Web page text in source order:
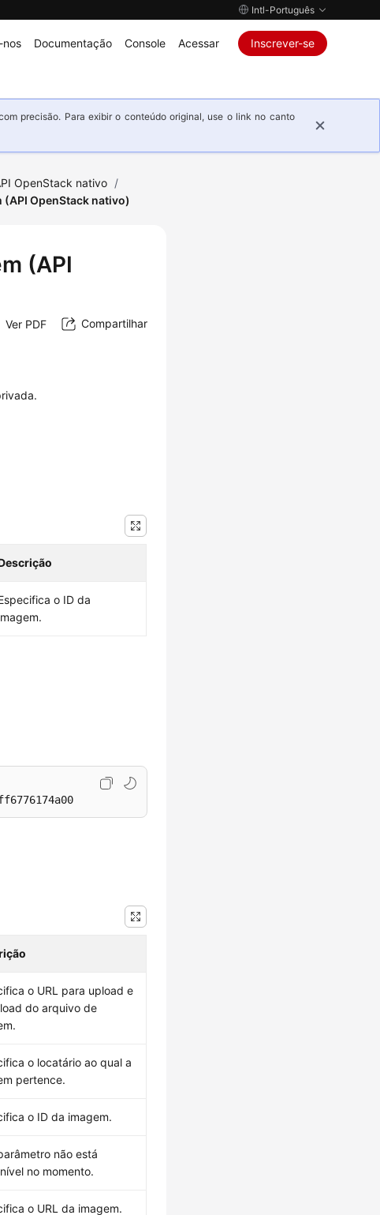
Intl-Português
Documentação Console Acessar Inscrever-se
precisão. Para exibir o conteúdo original, use o link no canto
OpenStack nativo /
OpenStack nativo)
(API
Ver PDF Compartilhar
o ID da
o URL para upload e
do arquivo de
o locatário ao qual a
pertence.
o ID da imagem.
não está
no momento.
o URL da imagem.